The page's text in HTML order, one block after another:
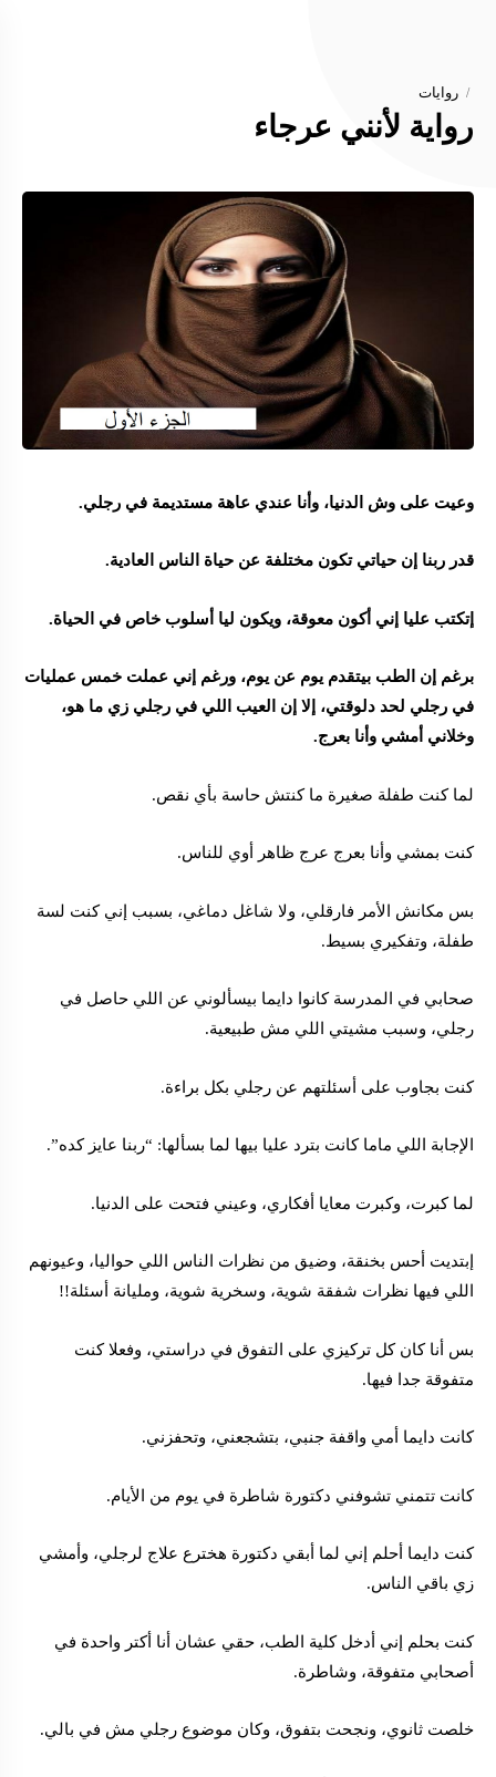
روايات
رواية لأنني عرجاء
وعيت على وش الدنيا، وأنا عندي عاهة مستديمة في رجلي.
قدر ربنا إن حياتي تكون مختلفة عن حياة الناس العادية.
إتكتب عليا إني أكون معوقة، ويكون ليا أسلوب خاص في الحياة.
برغم إن الطب بيتقدم يوم عن يوم، ورغم إني عملت خمس عمليات
في رجلي لحد دلوقتي، إلا إن العيب اللي في رجلي زي ما هو،
وخلاني أمشي وأنا بعرج.
لما كنت طفلة صغيرة ما كنتش حاسة بأي نقص.
كنت بمشي وأنا بعرج عرج ظاهر أوي للناس.
بس مكانش الأمر فارقلي، ولا شاغل دماغي، بسبب إني كنت لسة
طفلة، وتفكيري بسيط.
صحابي في المدرسة كانوا دايما بيسألوني عن اللي حاصل في
رجلي، وسبب مشيتي اللي مش طبيعية.
كنت بجاوب على أسئلتهم عن رجلي بكل براءة.
الإجابة اللي ماما كانت بترد عليا بيها لما بسألها: “ربنا عايز كده”.
لما كبرت، وكبرت معايا أفكاري، وعيني فتحت على الدنيا.
إبتديت أحس بخنقة، وضيق من نظرات الناس اللي حواليا، وعيونهم
اللي فيها نظرات شفقة شوية، وسخرية شوية، ومليانة أسئلة!!
بس أنا كان كل تركيزي على التفوق في دراستي، وفعلا كنت
متفوقة جدا فيها.
كانت دايما أمي واقفة جنبي، بتشجعني، وتحفزني.
كانت تتمني تشوفني دكتورة شاطرة في يوم من الأيام.
كنت دايما أحلم إني لما أبقي دكتورة هخترع علاج لرجلي، وأمشي
زي باقي الناس.
كنت بحلم إني أدخل كلية الطب، حقي عشان أنا أكتر واحدة في
أصحابي متفوقة، وشاطرة.
خلصت ثانوي، ونجحت بتفوق، وكان موضوع رجلي مش في بالي.